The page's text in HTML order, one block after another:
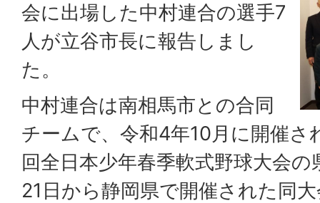
会に出場した中村連合の選手7
人が立谷市長に報告しまし
た。
中村連合は南相馬市との合同
チームで、令和4年10月に開催さ
回全日本少年春季軟式野球大会
21日から静岡県で開催された同